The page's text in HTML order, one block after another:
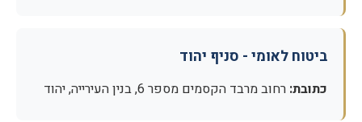
ביטוח לאומי - סניף יהוד
כתובת: רחוב מרבד הקסמים מספר 6, בנין העירייה, יהוד